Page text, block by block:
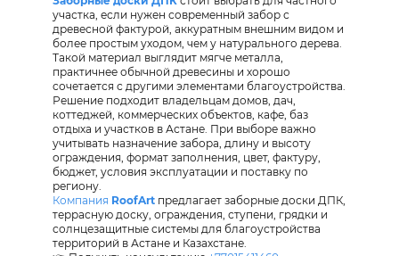
участка, если нужен современный забор с
древесной фактурой, аккуратным внешним видом и
более простым уходом, чем у натурального дерева.
Такой материал выглядит мягче металла,
практичнее обычной древесины и хорошо
сочетается с другими элементами благоустройства.
Решение подходит владельцам домов, дач,
коттеджей, коммерческих объектов, кафе, баз
отдыха и участков в Астане. При выборе важно
учитывать назначение забора, длину и высоту
ограждения, формат заполнения, цвет, фактуру,
бюджет, условия эксплуатации и поставку по
региону.
Компания RoofArt предлагает заборные доски ДПК,
террасную доску, ограждения, ступени, грядки и
солнцезащитные системы для благоустройства
территорий в Астане и Казахстане.